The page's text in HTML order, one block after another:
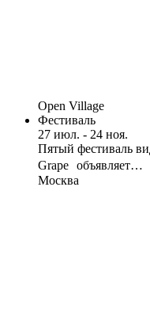
Open Village
Фестиваль
27 июл. - 24 ноя.
Пятый фестиваль
Grape объявляет…
Москва